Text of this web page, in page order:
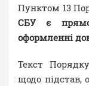
Пунктом 13
СБУ є
оформленні
Текст
щодо підстав,